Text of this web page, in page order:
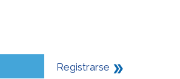
Registrarse